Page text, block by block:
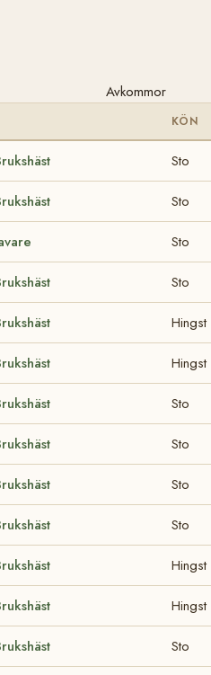
Avkommor
KÖN
Sto
Sto
Sto
Sto
Hingst
Hingst
Sto
Sto
Sto
Sto
Hingst
Hingst
Sto